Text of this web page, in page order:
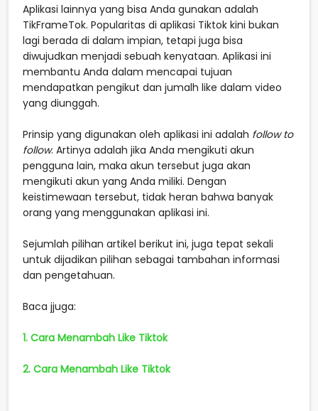
Aplikasi lainnya yang bisa Anda gunakan adalah
TikFrameTok. Popularitas di aplikasi Tiktok kini bukan
lagi berada di dalam impian, tetapi juga bisa
diwujudkan menjadi sebuah kenyataan. Aplikasi ini
membantu Anda dalam mencapai tujuan
mendapatkan pengikut dan jumalh like dalam video
yang diunggah.
Prinsip yang digunakan oleh aplikasi ini adalah follow to
follow. Artinya adalah jika Anda mengikuti akun
pengguna lain, maka akun tersebut juga akan
mengikuti akun yang Anda miliki. Dengan
keistimewaan tersebut, tidak heran bahwa banyak
orang yang menggunakan aplikasi ini.
Sejumlah pilihan artikel berikut ini, juga tepat sekali
untuk dijadikan pilihan sebagai tambahan informasi
dan pengetahuan.
Baca jjuga:
1. Cara Menambah Like Tiktok
2. Cara Menambah Like Tiktok